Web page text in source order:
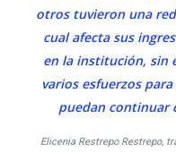
otros tuvieron una
cual afecta sus
en la institución, sin
varios esfuerzos
puedan continuar
Elicenia Restrepo Restrepo,